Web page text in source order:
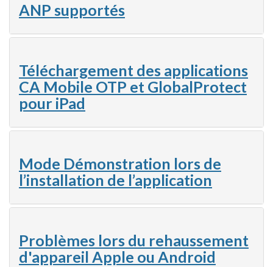
ANP supportés
Téléchargement des applications
CA Mobile OTP et GlobalProtect
pour iPad
Mode Démonstration lors de
l’installation de l’application
Problèmes lors du rehaussement
d'appareil Apple ou Android